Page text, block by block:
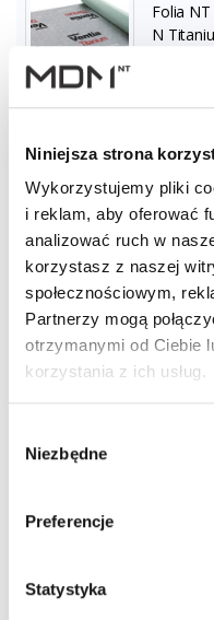
Niniejsza strona
Wykorzystujemy pliki
i reklam, aby oferować
analizować ruch w
korzystasz z naszej
społecznościowym,
Partnerzy mogą
otrzymanymi od Ciebie
korzystania z ich usług.
zgody
Niezbędne
Preferencje
Statystyka
Folia
N
N
anniv.
Folia
N
25th